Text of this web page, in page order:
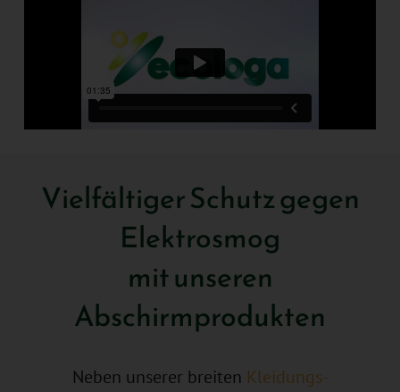
Vielfältiger Schutz gegen
Elektrosmog
mit unseren
Abschirmprodukten
Neben unserer breiten Kleidungs-